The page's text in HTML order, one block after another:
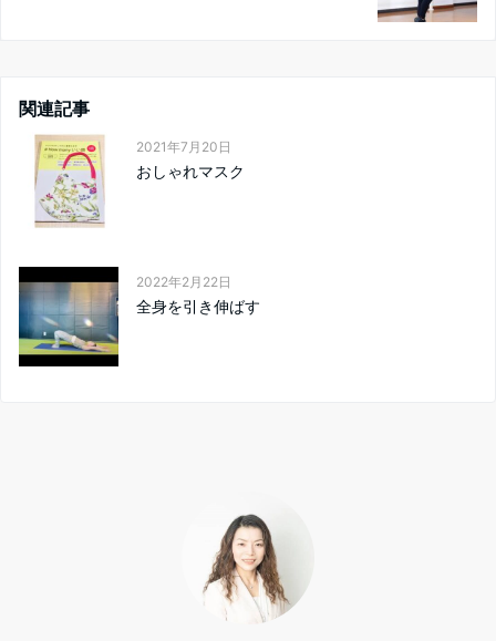
関連記事
2021年7月20日
おしゃれマスク
2022年2月22日
全身を引き伸ばす